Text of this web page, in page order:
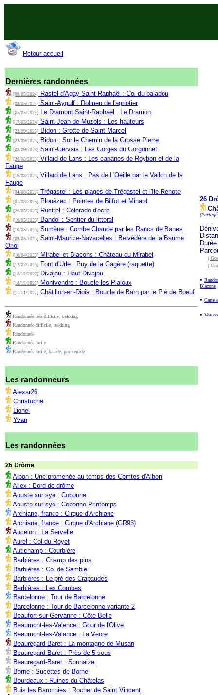
Retour accueil
Dernières randonnées
[09/05/2024] Rastel d'Agay Saint Raphaël : Col du baladou
[08/05/2024] Saint-Aygulf : Dolmen de l'agriotier
[05/05/2024] Le Dramont Saint-Raphaël : Le Dramon
[17/03/2024] Saint-Jean-de-Muzols : Les hauteurs
[23/09/2023] Bidon : Grotte de Saint Marcel
[23/09/2023] Bidon : Sur le Chemin de la Grosse Pierre
[03/09/2023] Saint-Gervais : Les Gorges du Gorgonnet
[20/08/2023] Villard de Lans : Les cabanes de Roybon et de la
Fauge
[16/08/2023] Villard de Lans : Pas de L'Oeille par le Vallon de la
Fauge
[04/08/2023] Trégastel : Les plages de Trégastel et l'île Renote
[01/08/2023] Plouézec : Pointes de Bilfot et Minard
[20/05/2023] Rustrel : Colorado d'ocre
[19/05/2023] Bandol : Sentier du littoral
[10/05/2023] Sumène : Combe Chaude par les Rancs de Banes
[09/05/2023] Saint-Maurice-Navacelles : Belvédère de la Baume
Oriol
[10/04/2023] Mirabel-et-Blacons : Château du Mirabel
[12/02/2023] Font d'Urle : Puy de la Gagère (raquette)
[18/12/2022] Divajeu : Haut Divajeu
[18/12/2022] Montvendre : Boucle les Pialoux
[11/11/2022] Châtillon-en-Diois : Boucle de Baïn par le Pié de Boeuf
Randonnée très difficile, trekking
Randonnée difficile, trekking
Randonnée
Randonnée facile
Randonnée facile, balade, promenade
Les randonneurs
Alexar26
Christophe
Lionel
Yvan
Les randonnées
26 Drôme
Albon : Une promenée au temps des Comtes d'Albon
Allex : Bord de drôme
Aouste sur sye : Cobonne
Aouste sur sye : Cobonne Printemps
Archiane, france : Cirque d'Archiane
Archiane, france : Cirque d'Archiane (GR93)
Aucelon : La Servelle
Aurel : Col du Royet
Autichamp : Courbière
Barbières : Champ des pins
Barbières : Col de Sambie
Barbières : Le pré des Crapaudes
Barbières : Les Combes
Barcelonne : Tour de Barcelonne
Barcelonne : Tour de Barcelonne variante 2
Beaufort-sur-Gervanne : Côte Belle
Beaumont-les-Valence : Gour de l'Olive
Beaumont-les-Valence : La Véore
Beauregard-Baret : La montagne de Musan
Beauregard-Baret : Près de 5 sous
Beauregard-Baret : Sonnaize
Borne : Sucettes de Borne
Bourdeaux : Ruines du Châtelas
Buis les Baronnies : Rocher de Saint Vincent
26
(
(
•
Blacons
• Carte
• Vos